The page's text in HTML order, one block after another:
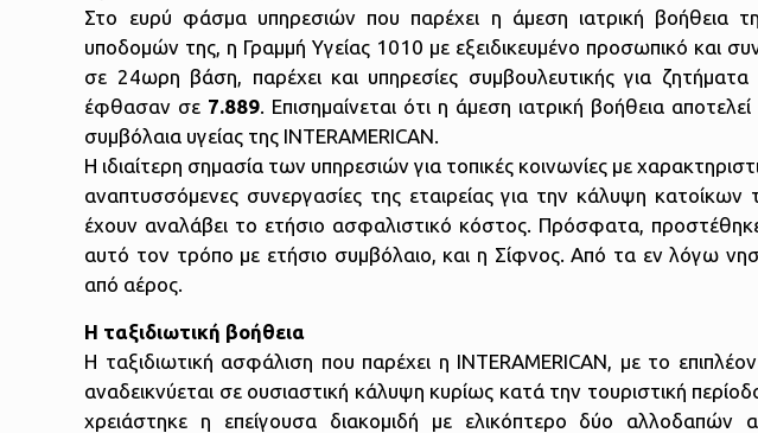
Στο ευρύ φάσμα υπηρεσιών που παρέχει η άμεση ιατρική βοήθεια
υποδομών της, η Γραμμή Υγείας 1010 με εξειδικευμένο προσωπικό και
σε 24ωρη βάση, παρέχει και υπηρεσίες συμβουλευτικής για
έφθασαν σε 7.889. Επισημαίνεται ότι η άμεση ιατρική βοήθεια
συμβόλαια υγείας της ΙΝΤERAMERICAN.
Η ιδιαίτερη σημασία των υπηρεσιών για τοπικές κοινωνίες με
αναπτυσσόμενες συνεργασίες της εταιρείας για την κάλυψη
έχουν αναλάβει το ετήσιο ασφαλιστικό κόστος. Πρόσφατα,
αυτό τον τρόπο με ετήσιο συμβόλαιο, και η Σίφνος. Από τα εν λόγω
από αέρος.
Η ταξιδιωτική βοήθεια
Η ταξιδιωτική ασφάλιση που παρέχει η ΙΝTERAMERICAN, με το
αναδεικνύεται σε ουσιαστική κάλυψη κυρίως κατά την τουριστική
χρειάστηκε η επείγουσα διακομιδή με ελικόπτερο δύο